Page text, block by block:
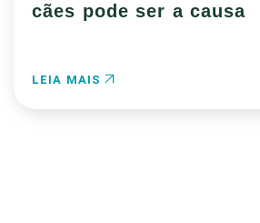
cães pode ser a causa
LEIA MAIS